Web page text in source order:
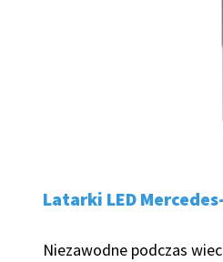
Latarki LED
Niezawodne podczas